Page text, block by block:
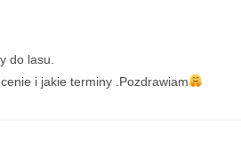
do lasu.
i jakie terminy .Pozdrawiam